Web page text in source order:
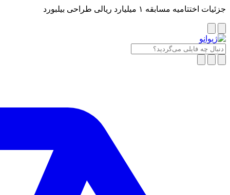
جزئیات اختتامیه مسابقه ۱ میلیارد ریالی طراحی بیلبورد